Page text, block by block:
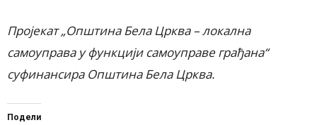
Пројекат „Општина Бела Црква – локална
самоуправа у функцији самоуправе грађана“
суфинансира Општина Бела Црква.
Подели